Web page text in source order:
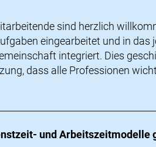
sind herzlich
eingearbeitet und in das
integriert. Dies
dass alle Professionen
und Arbeitszeitmodelle